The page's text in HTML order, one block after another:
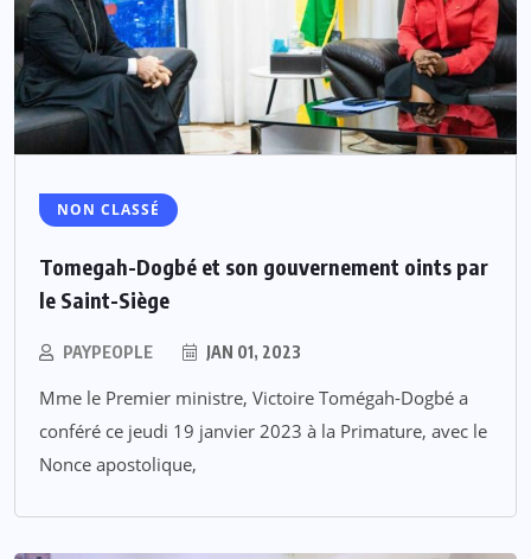
NON CLASSÉ
Tomegah-Dogbé et son gouvernement oints par
le Saint-Siège
PAYPEOPLE JAN 01, 2023
Mme le Premier ministre, Victoire Tomégah-Dogbé a
conféré ce jeudi 19 janvier 2023 à la Primature, avec le
Nonce apostolique,